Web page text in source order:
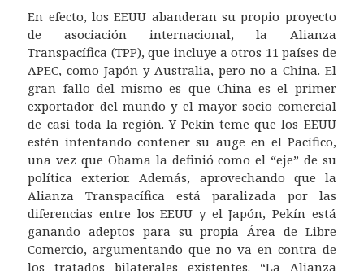
En efecto, losEEUU abanderansu propio proyecto
de asociación internacional, la Alianza
Transpacífica (TPP), que incluye a otros 11 países de
APEC, como Japón y Australia, pero no a China. El
gran fallo del mismo es que China es el primer
exportador del mundo y el mayor socio comercial
de casi toda la región. Y Pekín teme que los EEUU
estén intentando contener su auge en el Pacífico,
una vez que Obama la definió como el “eje” de su
política exterior. Además, aprovechando que la
Alianza Transpacífica está paralizada por las
diferencias entre los EEUU y el Japón, Pekín está
ganando adeptos para su propia Área de Libre
Comercio, argumentando que no va en contra de
los tratados bilaterales existentes. “La Alianza